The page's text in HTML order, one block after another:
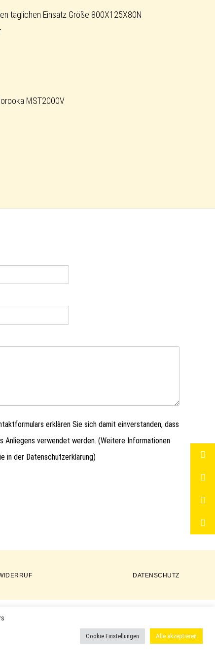
täglichen Einsatz Größe 800X125X80N
MST2000V
erklären Sie sich damit einverstanden, dass
Anliegens verwendet werden. (Weitere Informationen
in der Datenschutzerklärung)
DATENSCHUTZ
VERWENDET UND KÖNNEN EINGETRAGENE MARKEN
EINGETRAGENE WARENZEICHEN DER ENTSPRECHENDEN
Cookie Einstellungen Alle akzeptieren